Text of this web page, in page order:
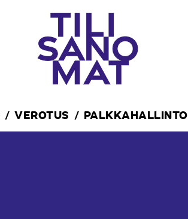
VEROTUS PALKKAHALLINTO